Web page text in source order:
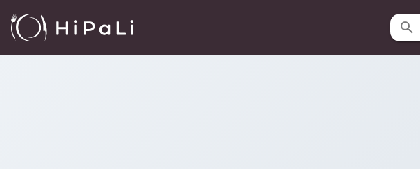
Reštaurácie GASTRO Ing. Urda Rastislav